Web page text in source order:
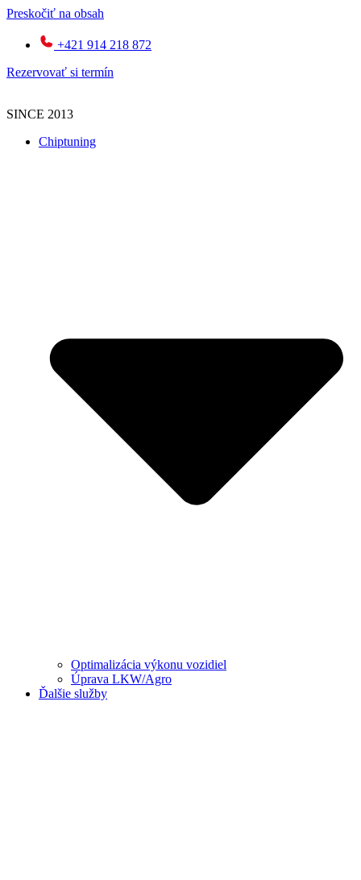
Preskočiť na obsah
+421 914 218 872
Rezervovať si termín
SINCE 2013
Chiptuning
Optimalizácia výkonu vozidiel
Úprava LKW/Agro
Ďalšie služby